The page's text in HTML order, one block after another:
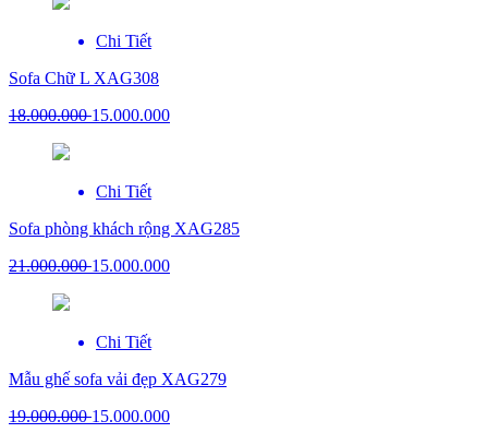
Chi Tiết
Sofa Chữ L XAG308
18.000.00015.000.000
Chi Tiết
Sofa phòng khách rộng XAG285
21.000.00015.000.000
Chi Tiết
Mẫu ghế sofa vải đẹp XAG279
19.000.00015.000.000